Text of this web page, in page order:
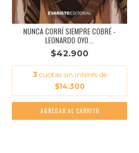
NUNCA CORRÍ SIEMPRE COBRÉ -
LEONARDO OYO...
$42.900
3 cuotas sin interés de
$14.300